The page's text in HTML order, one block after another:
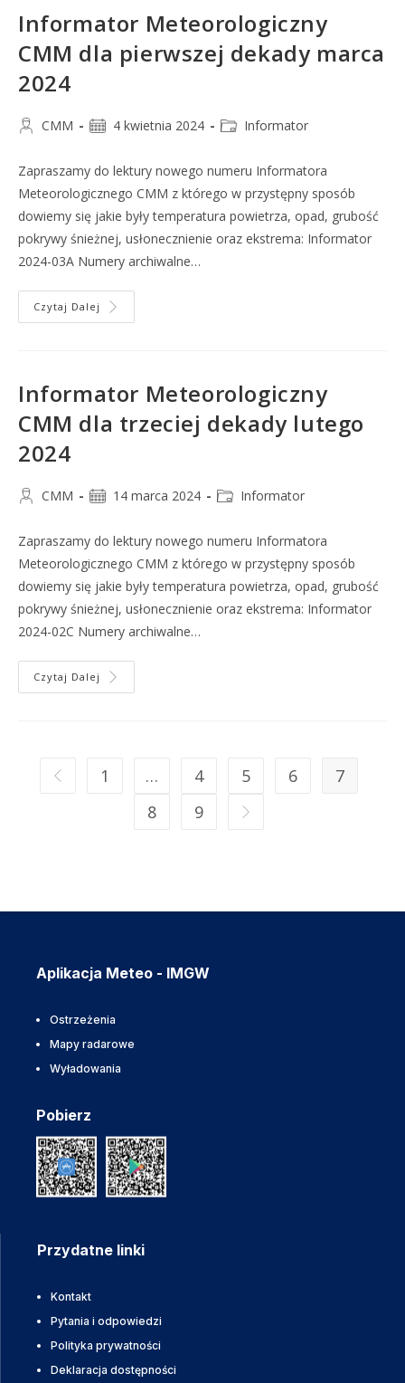
Informator Meteorologiczny
CMM dla pierwszej dekady marca
2024
CMM 4 kwietnia 2024 Informator
Zapraszamy do lektury nowego numeru Informatora
Meteorologicznego CMM z którego w przystępny sposób
dowiemy się jakie były temperatura powietrza, opad, grubość
pokrywy śnieżnej, usłonecznienie oraz ekstrema: Informator
2024-03A Numery archiwalne…
Czytaj Dalej
Informator Meteorologiczny
CMM dla trzeciej dekady lutego
2024
CMM 14 marca 2024 Informator
Zapraszamy do lektury nowego numeru Informatora
Meteorologicznego CMM z którego w przystępny sposób
dowiemy się jakie były temperatura powietrza, opad, grubość
pokrywy śnieżnej, usłonecznienie oraz ekstrema: Informator
2024-02C Numery archiwalne…
Czytaj Dalej
1 … 4 5 6
7
8
9
Aplikacja Meteo - IMGW
Ostrzeżenia
Mapy radarowe
Wyładowania
Pobierz
Przydatne linki
Kontakt
Pytania i odpowiedzi
Polityka prywatności
Deklaracja dostępności